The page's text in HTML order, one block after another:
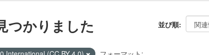
並び順
つかりました